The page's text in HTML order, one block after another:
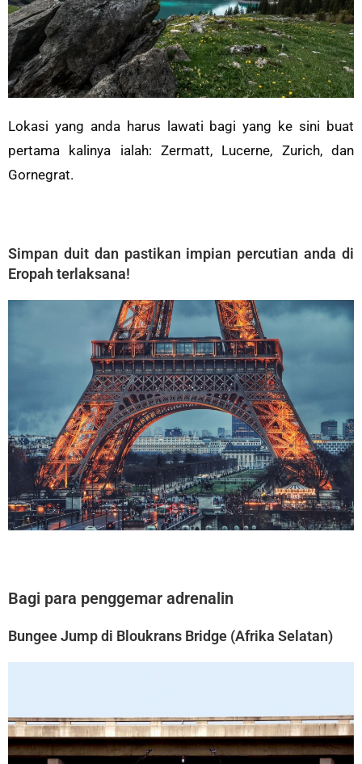
Lokasi yang anda harus lawati bagi yang ke sini buat
pertama kalinya ialah: Zermatt, Lucerne, Zurich, dan
Gornegrat.
Simpan duit dan pastikan impian percutian anda di
Eropah terlaksana!
Bagi para penggemar adrenalin
Bungee Jump di Bloukrans Bridge (Afrika Selatan)